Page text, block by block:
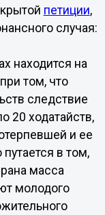
петиции,
случая:
находится на
том, что
следствие
20 ходатайств,
и ее
в том,
масса
молодого